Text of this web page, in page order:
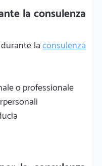
la consulenza
laconsulenza
o professionale